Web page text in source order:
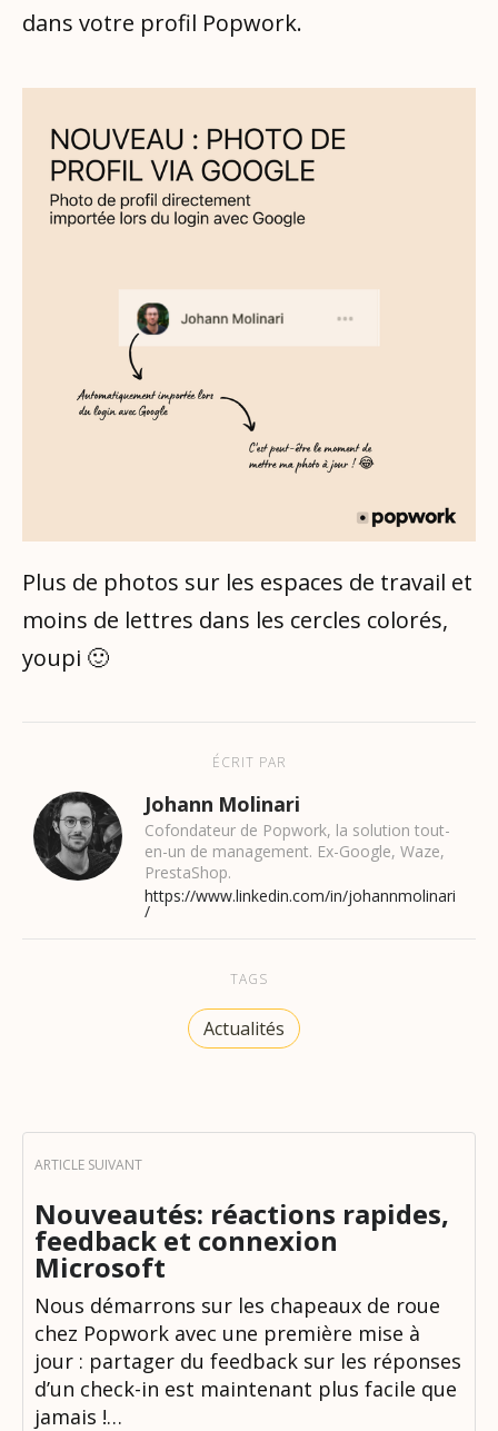
dans votre profil Popwork.
Plus de photos sur les espaces de travail et
moins de lettres dans les cercles colorés,
youpi 🙂
ÉCRIT PAR
Johann Molinari
Cofondateur de Popwork, la solution tout-
en-un de management. Ex-Google, Waze,
PrestaShop.
https://www.linkedin.com/in/johannmolinari
/
TAGS
Actualités
Nouveautés: réactions rapides,
feedback et connexion
Microsoft
Nous démarrons sur les chapeaux de roue
chez Popwork avec une première mise à
jour : partager du feedback sur les réponses
d’un check-in est maintenant plus facile que
jamais !…